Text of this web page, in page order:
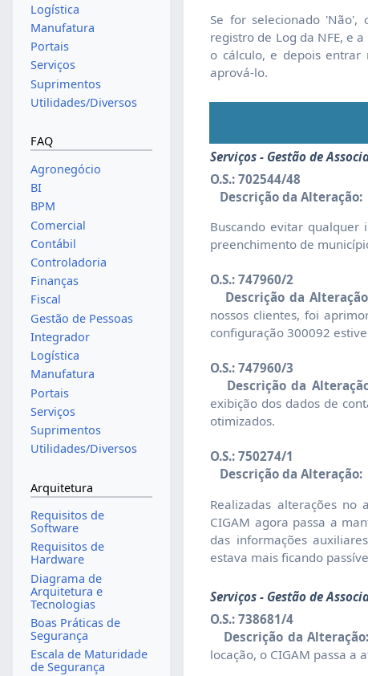
Se for selecionado 'Não',
registro de Log da NFE, e
o cálculo, e depois entrar
aprová-lo.
Serviços - Gestão de
O.S.: 702544/48
Descrição da Alteração:
Buscando evitar qualquer
preenchimento de
O.S.: 747960/2
Descrição da
nossos clientes, foi
configuração 300092
O.S.: 747960/3
Descrição da
exibição dos dados de
otimizados.
O.S.: 750274/1
Descrição da Alteração:
Realizadas alterações
CIGAM agora passa a
das informações
estava mais ficando
Serviços - Gestão de
O.S.: 738681/4
Descrição da Alteração:
locação, o CIGAM passa a
Logística
Manufatura
Portais
Serviços
Suprimentos
Utilidades/Diversos
FAQ
Agronegócio
BI
BPM
Comercial
Contábil
Controladoria
Finanças
Fiscal
Gestão de Pessoas
Integrador
Logística
Manufatura
Portais
Serviços
Suprimentos
Utilidades/Diversos
Arquitetura
Requisitos de
Software
Requisitos de
Hardware
Diagrama de
Arquitetura e
Tecnologias
Boas Práticas de
Segurança
Escala de Maturidade
de Segurança